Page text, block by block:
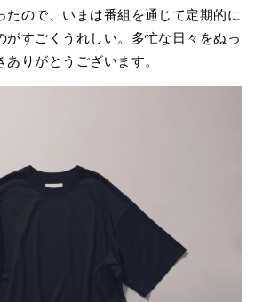
たので、いまは番組を通じて定期的に
がすごくうれしい。多忙な日々をぬっ
りがとうございます。